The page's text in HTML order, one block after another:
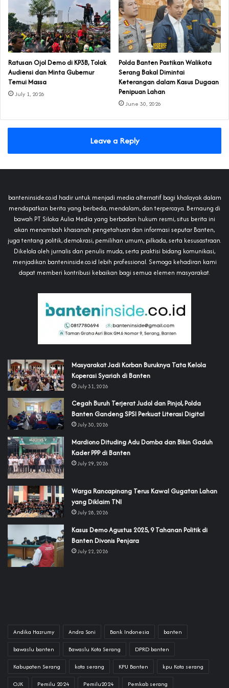
‎Ratusan Ojol Demo di KP3B, Tolak
Audiensi dan Minta Gubernur
Temui Massa
July 1, 2026
Polda Banten Pastikan Walikota
Serang Bakal Dimintai
Keterangan dalam Kasus Dugaan
Penipuan Lahan
June 30, 2026
Leave a Reply
banteninside.co.id hadir untuk menjadi media alternatif bagi khalayak dalam
mendapatkan berita yang berbeda, mendalam, dan terpercaya. Bernaung di
bawah PT Siloka Aulia Media yang berbadan hukum resmi, situs berita ini
akan menambah khasanah pengetahuan dan informasi seputar Banten,
juga tentang politik, demokrasi, pemilihan umum, pilkada, serta kesusastraan.
Dikelola oleh jurnalis dan penulis muda, serta praktisi bidang komunikasi,
menjadikan banteninside.co.id lebih professional. Semoga kehadiran kami
dapat memberi kontribusi kebaikan bagi semua elemen masyarakat.
‎Masyarakat Jadi Korban Buruknya Tata Kelola
Koperasi Syariah di Banten
July 31, 2026
Cegah Buruh Terjerat Judol dan Pinjol, Polda
Banten Gandeng SPSI Perkuat Literasi Digital
July 30, 2026
‎Mardiono Dituding Adu Domba dan Bikin Gaduh
Kader PPP di Banten
July 29, 2026
‎Warga Rancapinang Terus Kawal Gugatan Lahan
yang Diklaim TNI‎‎
July 28, 2026
‎Kasus Demo Agustus 2025, 9 Tahanan Politik di
Banten Divonis Penjara
July 22, 2026
Andika Hazrumy Andra Soni Bank Indonesia banten
bawaslu banten Bawaslu Kota Serang DPRD banten
Kabupaten Serang kota serang KPU Banten kpu Kota serang
OJK Pemilu 2024 Pemilu2024 Pemkab serang